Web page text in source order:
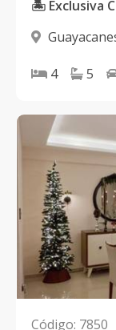
4 5
Código: 7850